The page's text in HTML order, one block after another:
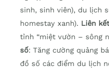
sinh, sinh viên), du lịch
homestay xanh). Liên
tỉnh “miệt vườn – sông
số: Tăng cường quảng
đồ số các điểm du lịch